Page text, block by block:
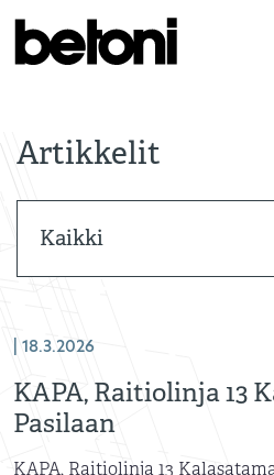
Artikkelit
| 18.3.2026
KAPA, Raitiolinja 13
Pasilaan
KAPA, Raitiolinja 13